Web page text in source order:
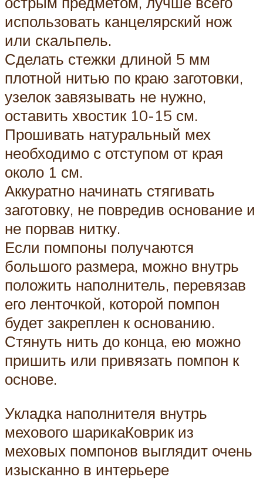
использовать канцелярский нож
или скальпель.
Сделать стежки длиной 5 мм
плотной нитью по краю заготовки,
узелок завязывать не нужно,
оставить хвостик 10-15 см.
Прошивать натуральный мех
необходимо с отступом от края
около 1 см.
Аккуратно начинать стягивать
заготовку, не повредив основание и
не порвав нитку.
Если помпоны получаются
большого размера, можно внутрь
положить наполнитель, перевязав
его ленточкой, которой помпон
будет закреплен к основанию.
Стянуть нить до конца, ею можно
пришить или привязать помпон к
основе.
Укладка наполнителя внутрь
мехового шарикаКоврик из
меховых помпонов выглядит очень
изысканно в интерьере